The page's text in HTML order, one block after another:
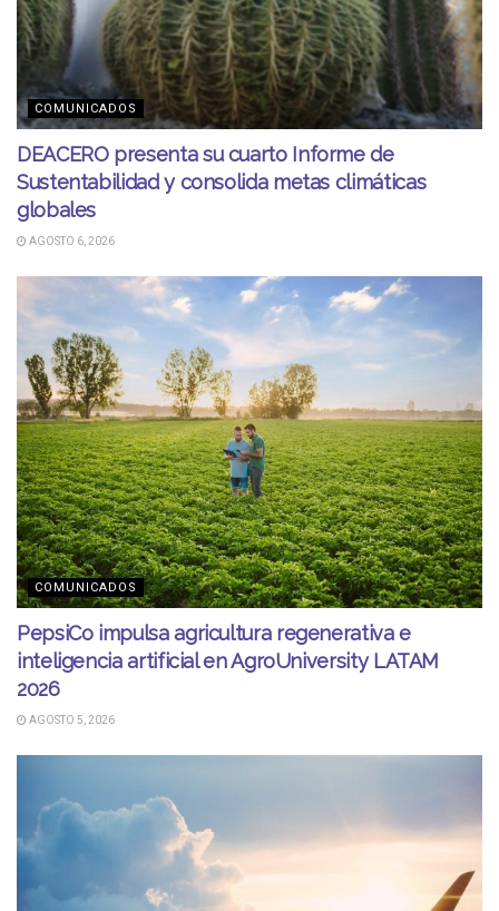
COMUNICADOS
DEACERO presenta su cuarto Informe de
Sustentabilidad y consolida metas climáticas
globales
AGOSTO 6, 2026
COMUNICADOS
PepsiCo impulsa agricultura regenerativa e
inteligencia artificial en AgroUniversity LATAM
2026
AGOSTO 5, 2026